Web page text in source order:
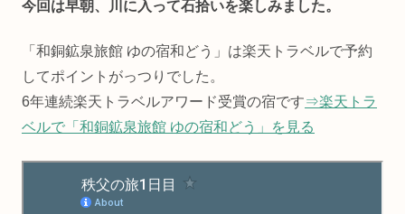
今回は早朝、川に入って石拾いを楽しみました。
「和銅鉱泉旅館 ゆの宿和どう」は楽天トラベルで予約
してポイントがっつりでした。
6年連続楽天トラベルアワード受賞の宿です⇒楽天トラ
ベルで「和銅鉱泉旅館 ゆの宿和どう」を見る